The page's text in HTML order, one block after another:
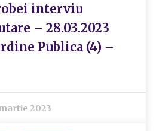
interviu
– 28.03.2023
Publica (4) –
2023